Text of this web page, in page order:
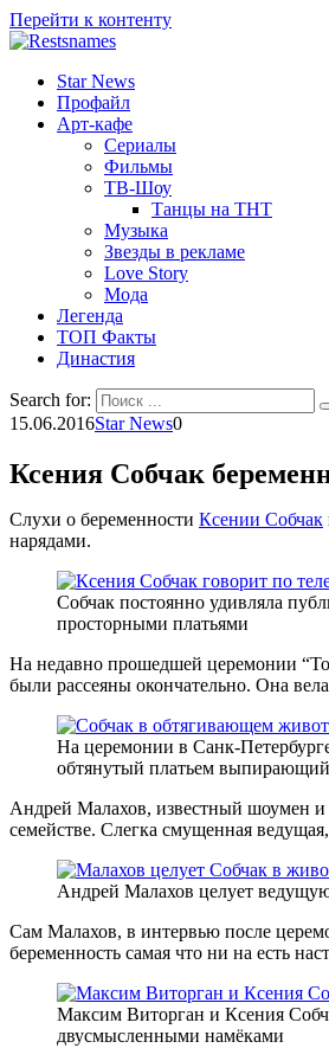
Перейти к контенту
Star News
Профайл
Арт-кафе
Сериалы
Фильмы
ТВ-Шоу
Танцы на ТНТ
Музыка
Звезды в рекламе
Love Story
Мода
Легенда
ТОП Факты
Династия
Search for:
15.06.2016Star News0
Ксения Собчак
Слухи о беременности Ксении Собчак
нарядами.
Собчак постоянно удивляла
просторными платьями
На недавно прошедшей церемонии
были рассеяны окончательно. Она
На церемонии в Санк-
обтянутый платьем
Андрей Малахов, известный шоумен и
семействе. Слегка смущенная
Андрей Малахов целует
Сам Малахов, в интервью после
беременность самая что ни на есть
Максим Виторган и Ксения
двусмысленными намёками